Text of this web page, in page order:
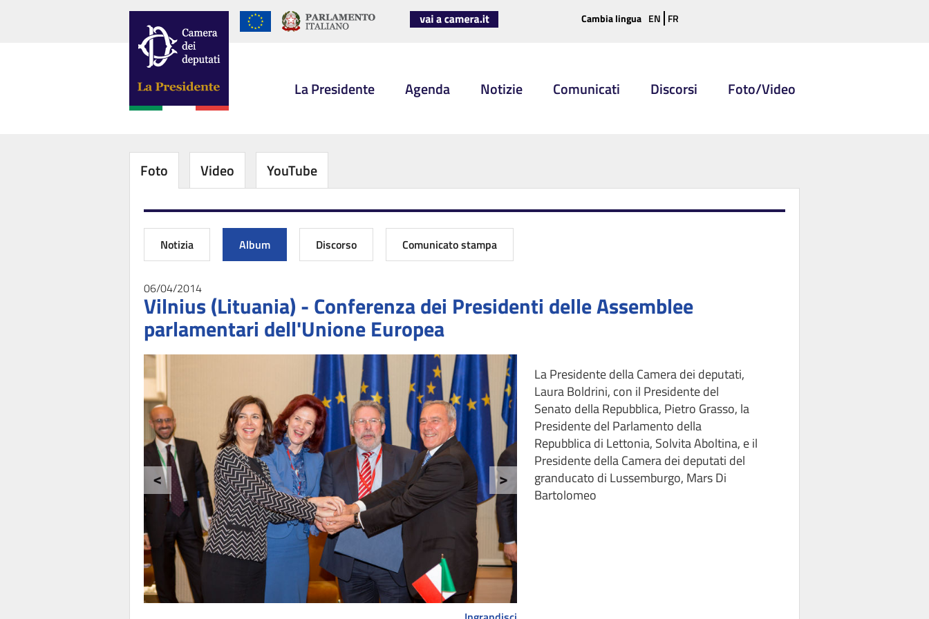
Cambia lingua EN FR
La Presidente Agenda Notizie Comunicati Discorsi Foto/Video
Foto Video YouTube
Notizia Album Discorso Comunicato stampa
06/04/2014
Vilnius (Lituania) - Conferenza dei Presidenti delle Assemblee
parlamentari dell'Unione Europea
< >
La Presidente della Camera dei deputati,
Laura Boldrini, con il Presidente del
Senato della Repubblica, Pietro Grasso, la
Presidente del Parlamento della
Repubblica di Lettonia, Solvita Aboltina, e il
Presidente della Camera dei deputati del
granducato di Lussemburgo, Mars Di
Bartolomeo